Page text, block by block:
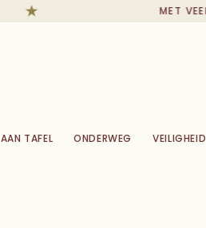
MET VEEL
AAN TAFEL ONDERWEG VEILIGHEID